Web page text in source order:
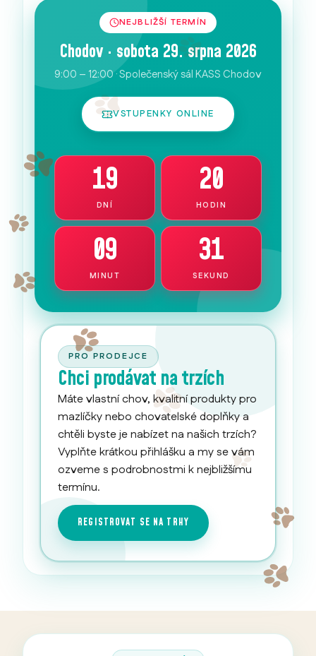
NEJBLIŽŠÍ TERMÍN
Chodov · sobota 29. srpna 2026
9:00 – 12:00 · Společenský sál KASS Chodov
VSTUPENKY ONLINE
19
DNÍ
20
HODIN
09
MINUT
30
SEKUND
PRO PRODEJCE
Chci prodávat na trzích
Máte vlastní chov, kvalitní produkty pro
mazlíčky nebo chovatelské doplňky a
chtěli byste je nabízet na našich trzích?
Vyplňte krátkou přihlášku a my se vám
ozveme s podrobnostmi k nejbližšímu
termínu.
REGISTROVAT SE NA TRHY